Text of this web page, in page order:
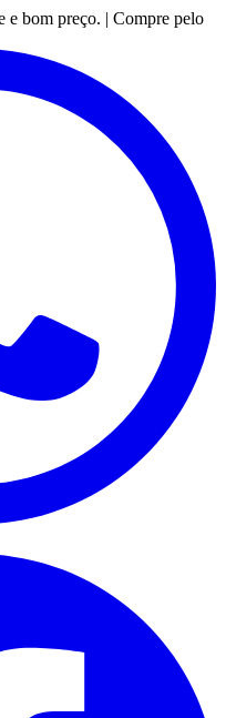
e bom preço. | Compre pelo